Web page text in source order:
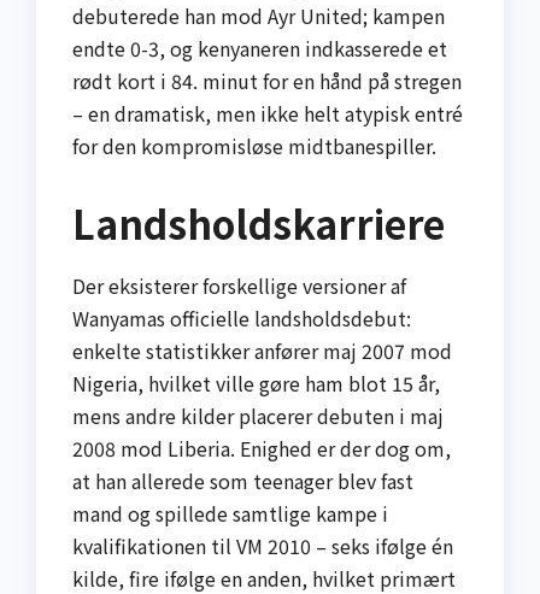
debuterede han mod Ayr United; kampen
endte 0-3, og kenyaneren indkasserede et
rødt kort i 84. minut for en hånd på stregen
– en dramatisk, men ikke helt atypisk entré
for den kompromisløse midtbanespiller.
Landsholdskarriere
Der eksisterer forskellige versioner af
Wanyamas officielle landsholdsdebut:
enkelte statistikker anfører maj 2007 mod
Nigeria, hvilket ville gøre ham blot 15 år,
mens andre kilder placerer debuten i maj
2008 mod Liberia. Enighed er der dog om,
at han allerede som teenager blev fast
mand og spillede samtlige kampe i
kvalifikationen til VM 2010 – seks ifølge én
kilde, fire ifølge en anden, hvilket primært